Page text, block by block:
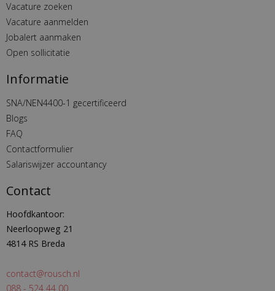
Vacature zoeken
Vacature aanmelden
Jobalert aanmaken
Open sollicitatie
Informatie
SNA/NEN4400-1 gecertificeerd
Blogs
FAQ
Contactformulier
Salariswijzer accountancy
Contact
Hoofdkantoor:
Neerloopweg 21
4814 RS Breda
contact@rousch.nl
088 - 524 44 00